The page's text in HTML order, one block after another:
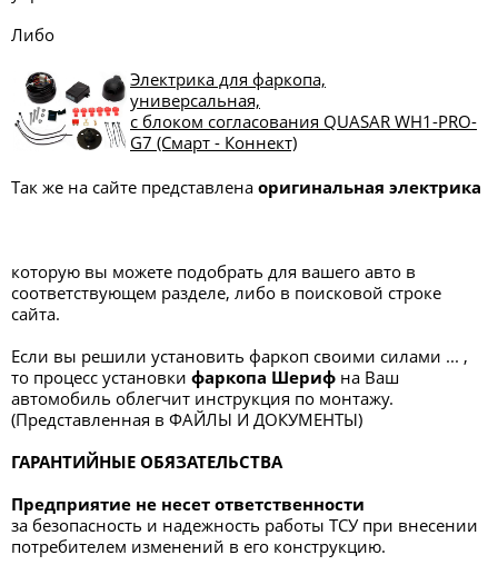
Либо
Электрика для фаркопа,
универсальная,
с блоком согласования QUASAR WH1-PRO-
G7 (Смарт - Коннект)
Так же на сайте представлена оригинальная электрика
которую вы можете подобрать для вашего авто в
соответствующем разделе, либо в поисковой строке
сайта.
Если вы решили установить фаркоп своими силами ... ,
то процесс установки фаркопа Шериф на Ваш
автомобиль облегчит инструкция по монтажу.
(Представленная в ФАЙЛЫ И ДОКУМЕНТЫ)
ГАРАНТИЙНЫЕ ОБЯЗАТЕЛЬСТВА
Предприятие не несет ответственности
за безопасность и надежность работы ТСУ при внесении
потребителем изменений в его конструкцию.